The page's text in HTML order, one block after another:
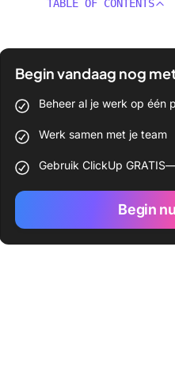
TABLE OF CONTENTS
Begin vandaag nog
Beheer al je werk op één
Werk samen met je team
Gebruik ClickUp
Begin nu